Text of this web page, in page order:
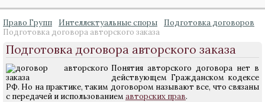
Право Групп Интеллектуальные споры
Подготовка договоров
Подготовка договора авторского заказа
Подготовка договора авторского заказа
Понятия авторского договора нет в
действующем Гражданском кодексе
РФ. Но на практике, таким договором называют все, что связаны
с передачей и использованиемавторских прав.